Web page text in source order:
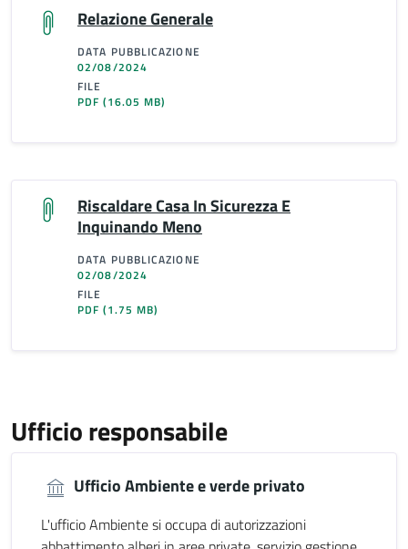
Relazione Generale
DATA PUBBLICAZIONE
02/08/2024
FILE
PDF(16.05 MB)
Riscaldare Casa In Sicurezza E
Inquinando Meno
DATA PUBBLICAZIONE
02/08/2024
FILE
PDF(1.75 MB)
Ufficio responsabile
Ufficio Ambiente e verde privato
L'ufficio Ambiente si occupa di autorizzazioni